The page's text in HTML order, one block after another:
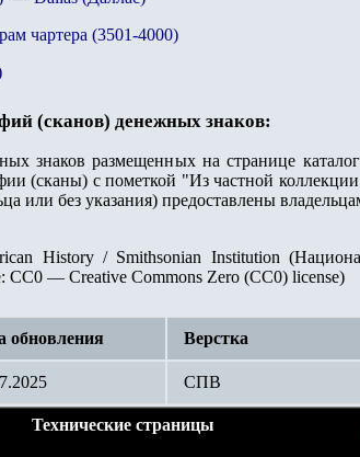
чартера (3501-4000)
(сканов) денежных знаков:
знаков размещенных на странице
(сканы) с пометкой "Из частной
или без указания) предоставлены
History / Smithsonian Institution
CC0 — Creative Commons Zero (CC0) license)
обновления Верстка
СПВ
Технические страницы